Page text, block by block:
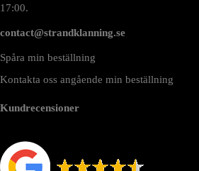
17:00.
contact@strandklanning.se
Spåra min beställning
Kontakta oss angående min beställning
Kundrecensioner